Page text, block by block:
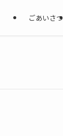
ごあいさつ